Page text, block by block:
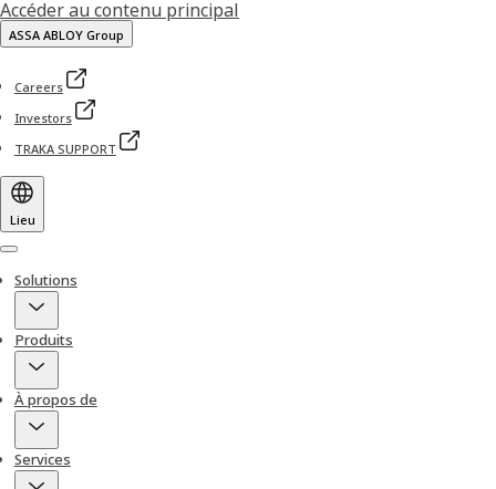
Accéder au contenu principal
ASSA ABLOY Group
Careers
Investors
TRAKA SUPPORT
Lieu
Menu
Solutions
Produits
À propos de
Services